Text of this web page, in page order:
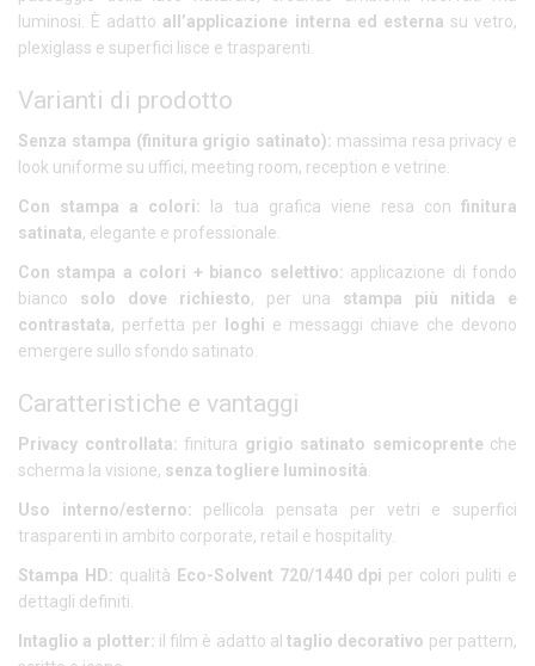
luminosi. È adatto all’applicazione interna ed esterna su vetro,
plexiglass e superfici lisce e trasparenti.
Varianti di prodotto
Senza stampa (finitura grigio satinato): massima resa privacy e
look uniforme su uffici, meeting room, reception e vetrine.
Con stampa a colori: la tua grafica viene resa confinitura
satinata, elegante e professionale.
Con stampa a colori + bianco selettivo: applicazione di fondo
bianco solo dove richiesto, per una stampa più nitida e
contrastata, perfetta per loghi e messaggi chiave che devono
emergere sullo sfondo satinato.
Caratteristiche e vantaggi
Privacy controllata: finitura grigio satinato semicoprente che
scherma la visione, senza togliere luminosità
Uso interno/esterno: pellicola pensata per vetri e superfici
trasparenti in ambito corporate, retail e hospitality.
Stampa HD: qualità Eco-Solvent 720/1440 dpi per colori puliti e
dettagli definiti.
Intaglio a plotter: il film è adatto altaglio decorativo per pattern,